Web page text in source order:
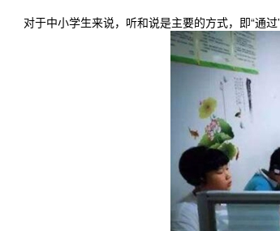
对于中小学生来说，听和说是主要的方式，即“通过”